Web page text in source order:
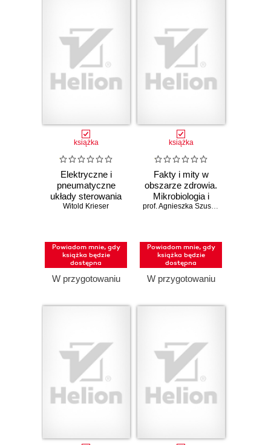
książka
Elektryczne i
pneumatyczne
układy sterowania
w pigułce
Witold Krieser
Powiadom mnie, gdy
książka będzie
dostępna
W przygotowaniu
książka
Fakty i mity w
obszarze zdrowia.
Mikrobiologia i
wakcynologia prof. Agnieszka Szuster-Ciesielska; dr Tomasz Dziecištkowski
Powiadom mnie, gdy
książka będzie
dostępna
W przygotowaniu